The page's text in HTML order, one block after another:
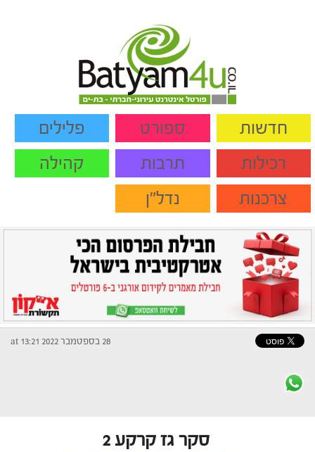
חדשות ספורט
פלילים
רכילות
תרבות
קהילה
צרכנות
נדל"ן
28 בספטמבר 2022 at 13:21
סקר גז קרקע 2